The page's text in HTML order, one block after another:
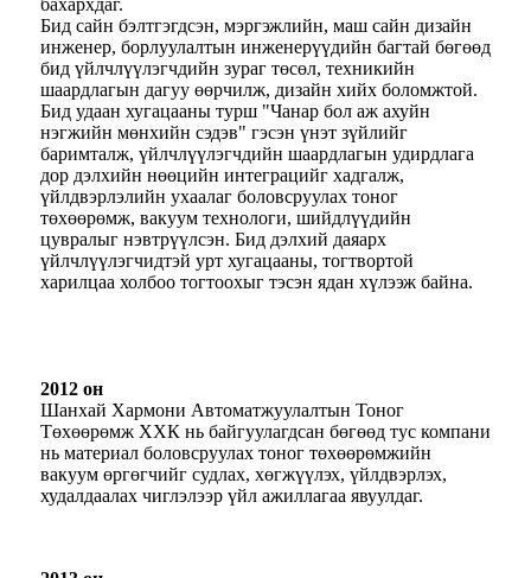
бахархдаг.
Бид сайн бэлтгэгдсэн, мэргэжлийн, маш сайн дизайн
инженер, борлуулалтын инженерүүдийн багтай бөгөөд
бид үйлчлүүлэгчдийн зураг төсөл, техникийн
шаардлагын дагуу өөрчилж, дизайн хийх боломжтой.
Бид удаан хугацааны турш "Чанар бол аж ахуйн
нэгжийн мөнхийн сэдэв" гэсэн үнэт зүйлийг
баримталж, үйлчлүүлэгчдийн шаардлагын удирдлага
дор дэлхийн нөөцийн интеграцийг хадгалж,
үйлдвэрлэлийн ухаалаг боловсруулах тоног
төхөөрөмж, вакуум технологи, шийдлүүдийн
цувралыг нэвтрүүлсэн. Бид дэлхий даяарх
үйлчлүүлэгчидтэй урт хугацааны, тогтвортой
харилцаа холбоо тогтоохыг тэсэн ядан хүлээж байна.
2012 он
Шанхай Хармони Автоматжуулалтын Тоног
Төхөөрөмж ХХК нь байгуулагдсан бөгөөд тус компани
нь материал боловсруулах тоног төхөөрөмжийн
вакуум өргөгчийг судлах, хөгжүүлэх, үйлдвэрлэх,
худалдаалах чиглэлээр үйл ажиллагаа явуулдаг.